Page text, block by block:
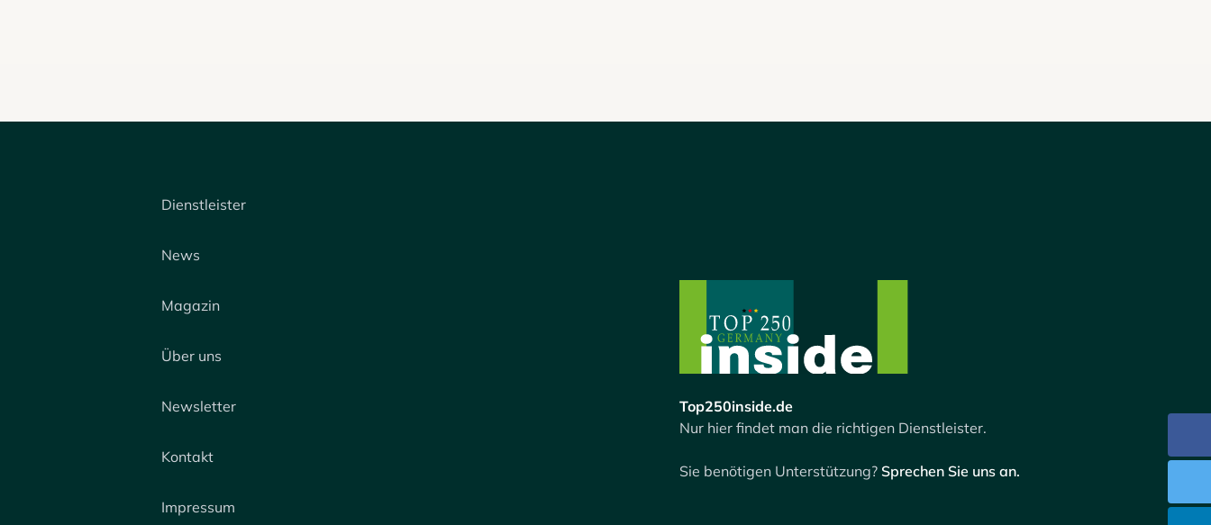
Dienstleister
News
Magazin
Über uns
Newsletter
Kontakt
Impressum
Top250inside.de
Nur hier findet man die richtigen Dienstleister.
Sie benötigen Unterstützung? Sprechen Sie uns an.